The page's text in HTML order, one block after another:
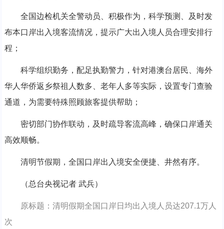
全国边检机关全警动员、积极作为，科学预测、及时发
布本口岸出入境客流情况，提示广大出入境人员合理安排行
程；
科学组织勤务，配足执勤警力，针对港澳台居民、海外
华人华侨返乡祭祖人数多、老年人多等实际，设置专门查验
通道，为需要特殊照顾旅客提供帮助；
密切部门协作联动，及时疏导客流高峰，确保口岸通关
高效顺畅。
清明节假期，全国口岸出入境安全便捷、井然有序。
（总台央视记者 武兵）
原标题：清明假期全国口岸日均出入境人员达207.1万人
次